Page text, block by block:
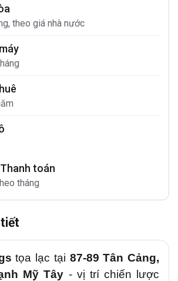
theo giá nhà nước
toán
tháng
tọa lạc tại 87-89 Tân Cảng,
Mỹ Tây - vị trí chiến lược